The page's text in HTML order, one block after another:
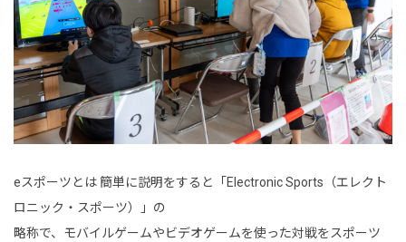
eスポーツとは 簡単に説明をすると「Electronic Sports（エレクト
ロニック・スポーツ）」の
略称で、モバイルゲームやビデオゲームを使った対戦をスポーツ